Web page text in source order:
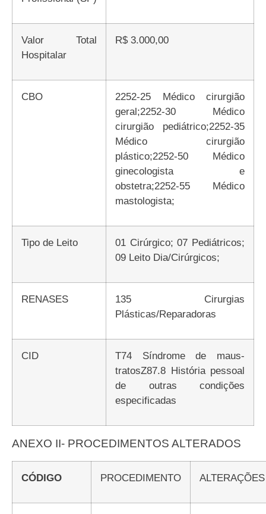
Valor Total
Hospitalar
R$ 3.000,00
CBO
2252-25 Médico cirurgião
geral;2252-30 Médico
cirurgião pediátrico;2252-35
Médico cirurgião
plástico;2252-50 Médico
ginecologista e
obstetra;2252-55 Médico
mastologista;
Tipo de Leito
01 Cirúrgico; 07 Pediátricos;
09 Leito Dia/Cirúrgicos;
RENASES
135 Cirurgias
Plásticas/Reparadoras
CID
T74 Síndrome de maus-
tratosZ87.8 História pessoal
de outras condições
especificadas
ANEXO II- PROCEDIMENTOS ALTERADOS
CÓDIGO PROCEDIMENTO ALTERAÇÕES